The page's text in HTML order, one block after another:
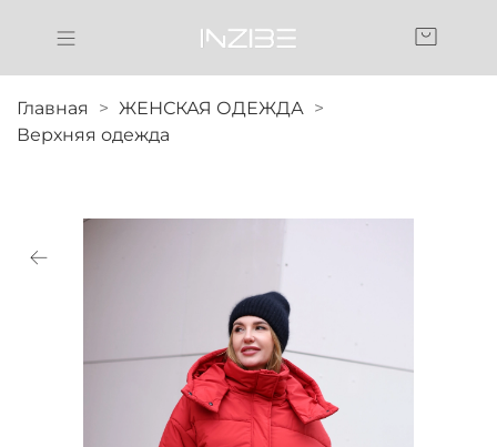
Главная
ЖЕНСКАЯ ОДЕЖДА
Верхняя одежда